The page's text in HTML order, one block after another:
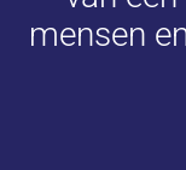
mensen